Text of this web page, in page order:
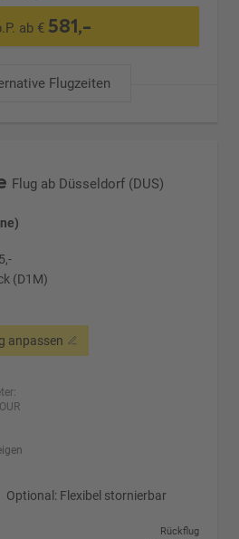
ab € 581,-
Flugzeiten
Flug ab Düsseldorf (DUS)
(D1M)
anpassen
Optional: Flexibel stornierbar
Rückflug